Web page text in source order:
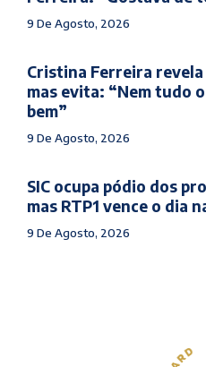
9 De Agosto, 2026
Cristina Ferreira
mas evita: “Nem tudo
bem”
9 De Agosto, 2026
SIC ocupa pódio dos
mas RTP1 vence o dia
9 De Agosto, 2026